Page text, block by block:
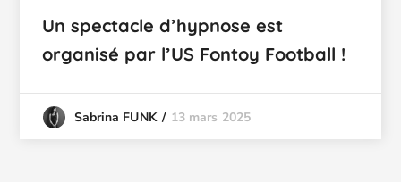
Un spectacle d’hypnose est
organisé par l’US Fontoy Football !
Sabrina FUNK 13 mars 2025